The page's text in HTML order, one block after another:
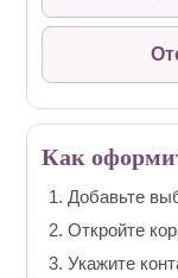
Как
Добавьте
Откройте
Укажите